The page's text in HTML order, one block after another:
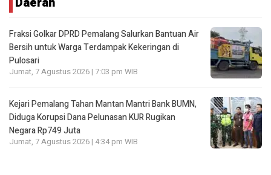
Fraksi Golkar DPRD Pemalang Salurkan Bantuan Air
Bersih untuk Warga Terdampak Kekeringan di
Pulosari
Jumat, 7 Agustus 2026 | 7:03 pm WIB
Kejari Pemalang Tahan Mantan Mantri Bank BUMN,
Diduga Korupsi Dana Pelunasan KUR Rugikan
Negara Rp749 Juta
Jumat, 7 Agustus 2026 | 4:34 pm WIB